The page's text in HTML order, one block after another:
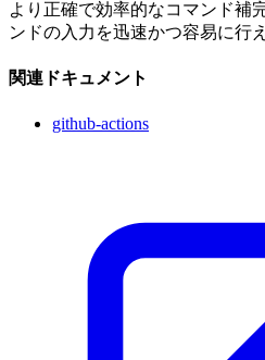
より正確で効率的なコマンド補
ンドの入力を迅速かつ容易に行
関連ドキュメント
github-actions